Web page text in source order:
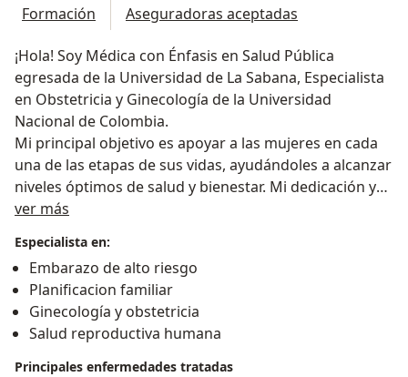
Formación
Aseguradoras aceptadas
¡Hola! Soy Médica con Énfasis en Salud Pública
egresada de la Universidad de La Sabana, Especialista
en Obstetricia y Ginecología de la Universidad
Nacional de Colombia.
Mi principal objetivo es apoyar a las mujeres en cada
una de las etapas de sus vidas, ayudándoles a alcanzar
niveles óptimos de salud y bienestar. Mi dedicación y
pasión están en asegurar que todas las mujeres y sus
Estoy aquí para responder a todas sus preguntas y
ofrecer el apoyo necesario para que vivan vidas plenas
y saludables.
ver más
Especialista en:
Embarazo de alto riesgo
Planificacion familiar
Ginecología y obstetricia
Salud reproductiva humana
Principales enfermedades tratadas